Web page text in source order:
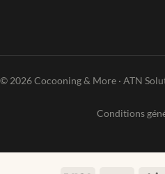
© 2026 Cocooning & More · ATN
Conditions